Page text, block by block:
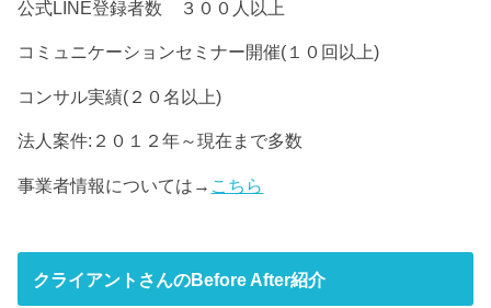
公式LINE登録者数 ３００人以上
コミュニケーションセミナー開催(１０回以上)
コンサル実績(２０名以上)
法人案件:２０１２年～現在まで多数
事業者情報については→ こちら
クライアントさんのBefore After紹介